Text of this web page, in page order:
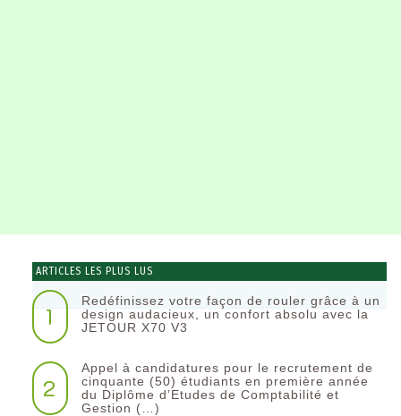
ARTICLES LES PLUS LUS
1
Redéfinissez votre façon de rouler grâce à un
design audacieux, un confort absolu avec la
JETOUR X70 V3
2
Appel à candidatures pour le recrutement de
cinquante (50) étudiants en première année
du Diplôme d’Etudes de Comptabilité et
Gestion (…)